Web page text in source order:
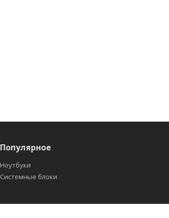
Популярное
Ноутбуки
Системные блоки